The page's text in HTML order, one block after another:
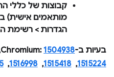
קבוצות של כללי
מותאמים אישית) ב
הגדרות > רשימת
בעיות ב-Chromium:1504938
1515224
, ‏
1515418
, ‏
1516998
, ‏